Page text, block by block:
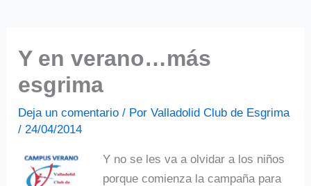
Y en verano…más
esgrima
Deja un comentario / PorValladolid Club de Esgrima
/ 24/04/2014
Y no se les va a olvidar a los niños
porque comienza la campaña para